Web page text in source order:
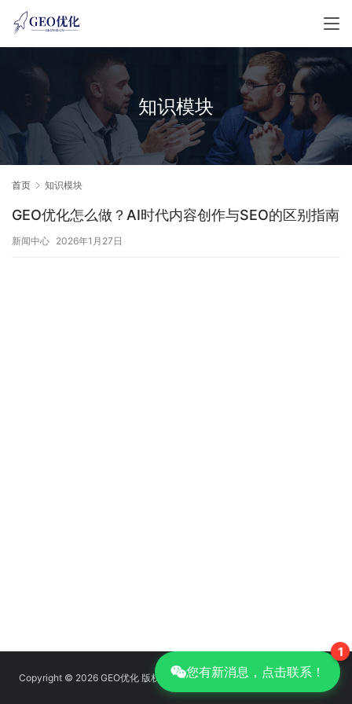
知识模块
首页 知识模块
GEO优化怎么做？AI时代内容创作与SEO的区别指南
新闻中心 2026年1月27日
Copyright © 2026 GEO优化 版权所有京ICP备14039085号-14|GEO优化
1
您有新消息，点击联系！